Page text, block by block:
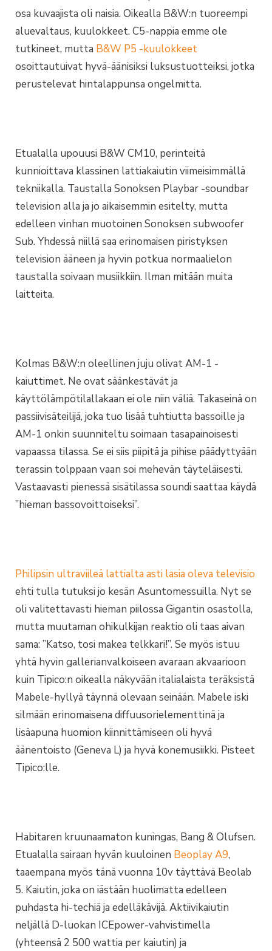
osa kuvaajista oli naisia. Oikealla B&W:n tuoreempi
aluevaltaus, kuulokkeet. C5-nappia emme ole
tutkineet, mutta B&W P5 -kuulokkeet
osoittautuivat hyvä-äänisiksi luksustuotteiksi, jotka
perustelevat hintalappunsa ongelmitta.
Etualalla upouusi B&W CM10, perinteitä
kunnioittava klassinen lattiakaiutin viimeisimmällä
tekniikalla. Taustalla Sonoksen Playbar -soundbar
television alla ja jo aikaisemmin esitelty, mutta
edelleen vinhan muotoinen Sonoksen subwoofer
Sub. Yhdessä niillä saa erinomaisen piristyksen
television ääneen ja hyvin potkua normaalielon
taustalla soivaan musiikkiin. Ilman mitään muita
laitteita.
Kolmas B&W:n oleellinen juju olivat AM-1 -
kaiuttimet. Ne ovat säänkestävät ja
käyttölämpötilallakaan ei ole niin väliä. Takaseinä on
passiivisäteilijä, joka tuo lisää tuhtiutta bassoille ja
AM-1 onkin suunniteltu soimaan tasapainoisesti
vapaassa tilassa. Se ei siis piipitä ja pihise päädyttyään
terassin tolppaan vaan soi mehevän täyteläisesti.
Vastaavasti pienessä sisätilassa soundi saattaa käydä
”hieman bassovoittoiseksi”.
Philipsin ultraviileä lattialta asti lasia oleva televisio
ehti tulla tutuksi jo kesän Asuntomessuilla. Nyt se
oli valitettavasti hieman piilossa Gigantin osastolla,
mutta muutaman ohikulkijan reaktio oli taas aivan
sama: ”Katso, tosi makea telkkari!”. Se myös istuu
yhtä hyvin gallerianvalkoiseen avaraan akvaarioon
kuin Tipico:n oikealla näkyvään italialaista teräksistä
Mabele-hyllyä täynnä olevaan seinään. Mabele iski
silmään erinomaisena diffuusorielementtinä ja
lisäapuna huomion kiinnittämiseen oli hyvä
äänentoisto (Geneva L) ja hyvä konemusiikki. Pisteet
Tipico:lle.
Habitaren kruunaamaton kuningas, Bang & Olufsen.
Etualalla sairaan hyvän kuuloinen Beoplay A9,
taaempana myös tänä vuonna 10v täyttävä Beolab
5. Kaiutin, joka on iästään huolimatta edelleen
puhdasta hi-techiä ja edelläkävijä. Aktiivikaiutin
neljällä D-luokan ICEpower-vahvistimella
(yhteensä 2 500 wattia per kaiutin) ja